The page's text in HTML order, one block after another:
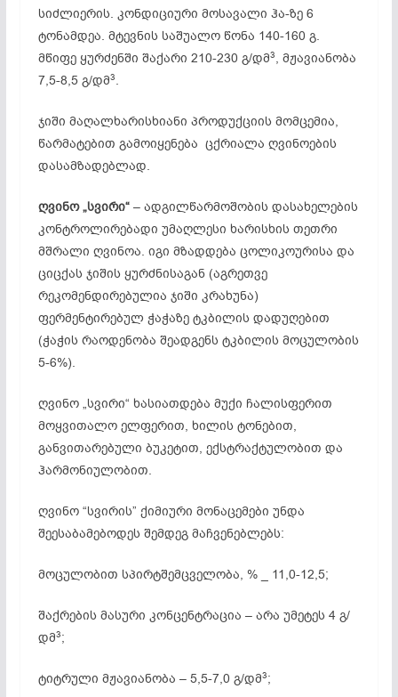
სიძლიერის. კონდიციური მოსავალი ჰა-ზე 6
ტონამდეა. მტევნის საშუალო წონა 140-160 გ.
მწიფე ყურძენში შაქარი 210-230 გ/დმ3, მჟავიანობა
7,5-8,5 გ/დმ3.
ჯიში მაღალხარისხიანი პროდუქციის მომცემია,
წარმატებით გამოიყენება ცქრიალა ღვინოების
დასამზადებლად.
ღვინო „სვირი“– ადგილწარმოშობის დასახელების
კონტროლირებადი უმაღლესი ხარისხის თეთრი
მშრალი ღვინოა. იგი მზადდება ცოლიკოურისა და
ციცქას ჯიშის ყურძნისაგან (აგრეთვე
რეკომენდირებულია ჯიში კრახუნა)
ფერმენტირებულ ჭაჭაზე ტკბილის დადუღებით
(ჭაჭის რაოდენობა შეადგენს ტკბილის მოცულობის
5-6%).
ღვინო „სვირი“ ხასიათდება მუქი ჩალისფერით
მოყვითალო ელფერით, ხილის ტონებით,
განვითარებული ბუკეტით, ექსტრაქტულობით და
ჰარმო­ნიუ­ლო­ბით.
ღვინო “სვირის” ქიმიური მონაცემები უნდა
შეესაბამებოდეს შემდეგ მაჩვენებლებს:
მოცულობით სპირტშემცველობა, % _ 11,0-12,5;
შაქრების მასური კონცენტრაცია – არა უმეტეს 4 გ/
დმ3;
ტიტრული მჟავიანობა – 5,5-7,0 გ/დმ3;